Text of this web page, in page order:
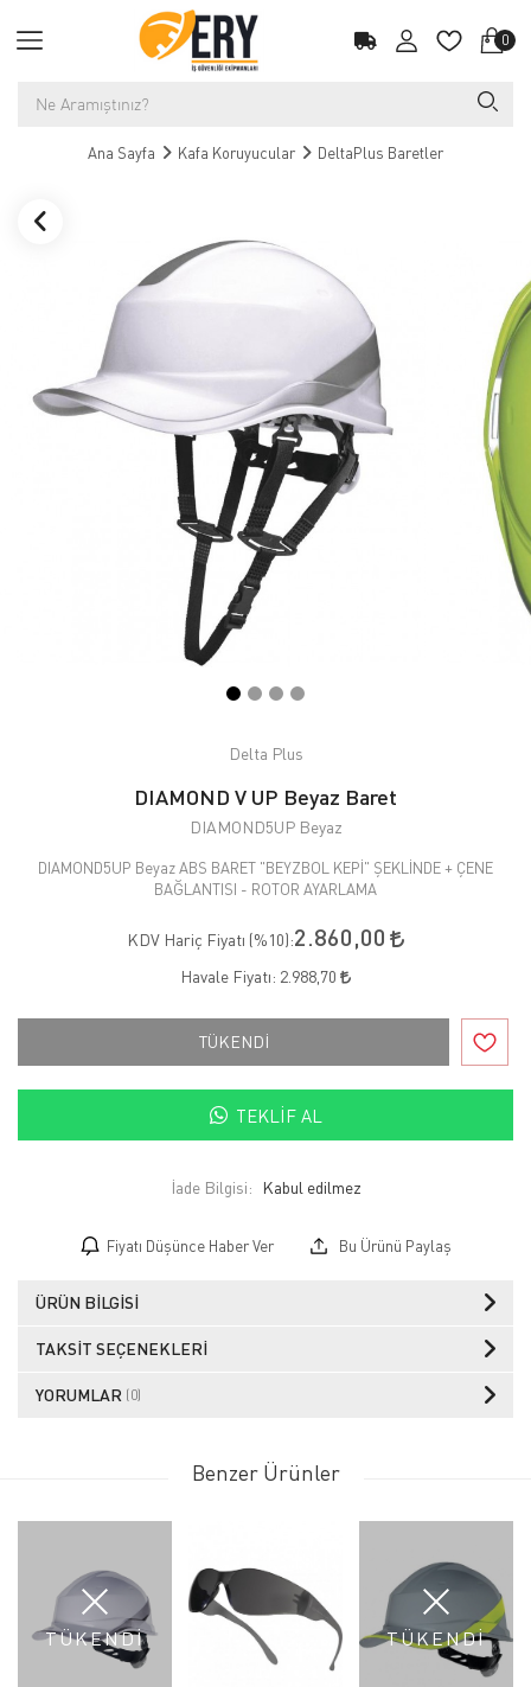
0
Ana Sayfa Kafa Koruyucular DeltaPlus Baretler
Delta Plus
DIAMOND V UP Beyaz Baret
DIAMOND5UP Beyaz
DIAMOND5UP Beyaz ABS BARET "BEYZBOL KEPİ" ŞEKLİNDE + ÇENE
BAĞLANTISI - ROTOR AYARLAMA
KDV Hariç Fiyatı (%10):2.860,00
Havale Fiyatı: 2.988,70
TÜKENDİ
TEKLIF AL
İade Bilgisi:
Fiyatı Düşünce Haber Ver Bu Ürünü Paylaş
ÜRÜN BILGISI
TAKSIT SEÇENEKLERI
YORUMLAR (0)
Benzer Ürünler
TÜKENDİ TÜKENDİ